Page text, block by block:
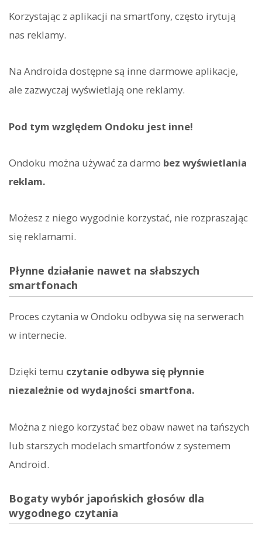
Korzystając z aplikacji na smartfony, często irytują
nas reklamy.
Na Androida dostępne są inne darmowe aplikacje,
ale zazwyczaj wyświetlają one reklamy.
Pod tym względem Ondoku jest inne!
Ondoku można używać za darmo bez wyświetlania
reklam.
Możesz z niego wygodnie korzystać, nie rozpraszając
się reklamami.
Płynne działanie nawet na słabszych
smartfonach
Proces czytania w Ondoku odbywa się na serwerach
w internecie.
Dzięki temu czytanie odbywa się płynnie
niezależnie od wydajności smartfona.
Można z niego korzystać bez obaw nawet na tańszych
lub starszych modelach smartfonów z systemem
Android.
Bogaty wybór japońskich głosów dla
wygodnego czytania